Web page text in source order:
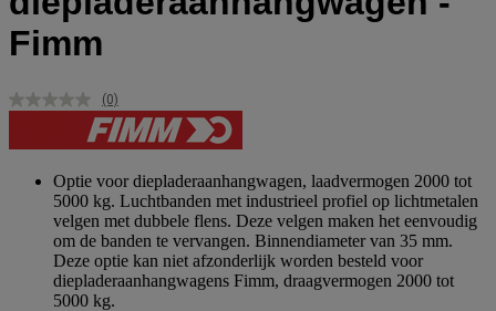
Fimm
Geen
scorewaarde.
Dezelfde
(0)
Optie voor diepladeraanhangwagen, laadvermogen 2000 tot
5000 kg. Luchtbanden met industrieel profiel op lichtmetalen
velgen met dubbele flens. Deze velgen maken het eenvoudig
om de banden te vervangen. Binnendiameter van 35 mm.
Deze optie kan niet afzonderlijk worden besteld voor
diepladeraanhangwagens Fimm, draagvermogen 2000 tot
5000 kg.